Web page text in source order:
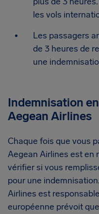
les vols
Les passagers
de 3 heures de
une
Indemnisation
Aegean Airlines
Chaque fois que vous
Aegean Airlines est en
vérifier si vous
pour une
Airlines est
européenne prévoit